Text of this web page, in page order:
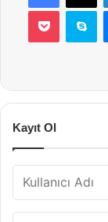
Pocket
Kayıt Ol